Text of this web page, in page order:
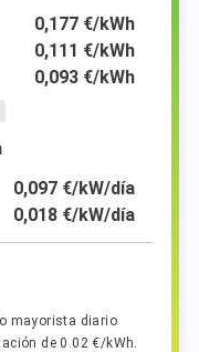
0,177 €/kWh
0,111 €/kWh
0,093 €/kWh
0,097 €/kW/día
0,018 €/kW/día
mayorista diario
de 0.02 €/kWh.